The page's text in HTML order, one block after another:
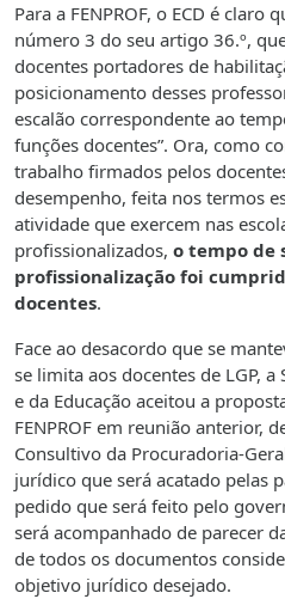
Para a FENPROF, o ECD é claro
número 3 do seu artigo 36.º,
docentes portadores de
posicionamento desses
escalão correspondente ao
funções docentes”. Ora, como
trabalho firmados pelos
desempenho, feita nos termos
atividade que exercem nas
profissionalizados, o tempo de
profissionalização foi
docentes.
Face ao desacordo que se
se limita aos docentes de LGP,
e da Educação aceitou a
FENPROF em reunião anterior,
Consultivo da Procuradoria-
jurídico que será acatado pelas
pedido que será feito pelo
será acompanhado de parecer
de todos os documentos
objetivo jurídico desejado.